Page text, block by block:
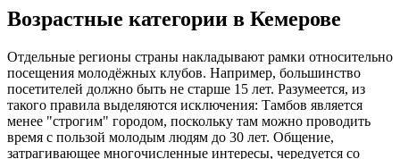
Возрастные категории в Кемерове
Отдельные регионы страны накладывают рамки относительно
посещения молодёжных клубов. Например, большинство
посетителей должно быть не старше 15 лет. Разумеется, из
такого правила выделяются исключения: Тамбов является
менее "строгим" городом, поскольку там можно проводить
время с пользой молодым людям до 30 лет. Общение,
затрагивающее многочисленные интересы, чередуется со